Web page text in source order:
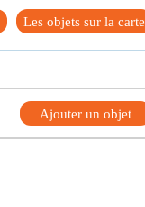
Les objets sur la carte
Ajouter un objet